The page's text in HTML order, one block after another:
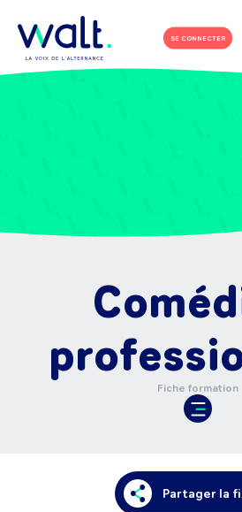
SE CONNECTER
Fiche formation
Partager la